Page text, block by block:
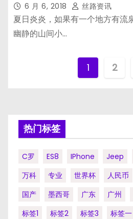
6 月 6, 2018 丝路资讯
夏日炎炎，如果有一个地方有流
幽静的山间小…
文1 2
热门标签
C罗 ES8 IPhone Jeep
万科
专业 世界杯 人民币
国产
墨西哥 广东 广州
标签1
标签2 标签3 标签一